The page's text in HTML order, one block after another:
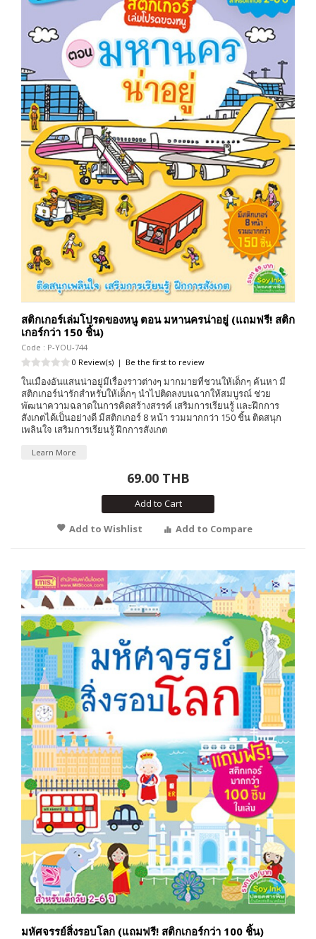
สติกเกอร์เล่มโปรดของหนู ตอน มหานครน่าอยู่ (แถมฟรี! สติก
เกอร์กว่า 150 ชิ้น)
Code : P-YOU-744
0 Review(s) | Be the first to review
ในเมืองอันแสนน่าอยู่มีเรื่องราวต่างๆ มากมายที่ชวนให้เด็กๆ ค้นหา มี
สติกเกอร์น่ารักสำหรับให้เด็กๆ นำไปติดลงบนฉากให้สมบูรณ์ ช่วย
พัฒนาความฉลาดในการคิดสร้างสรรค์ เสริมการเรียนรู้ และฝึกการ
สังเกตได้เป็นอย่างดี มีสติกเกอร์ 8 หน้า รวมมากกว่า 150 ชิ้น ติดสนุก
เพลินใจ เสริมการเรียนรู้ ฝึกการสังเกต
Learn More
69.00 THB
Add to Cart
Add to Wishlist
Add to Compare
มหัศจรรย์สิ่งรอบโลก (แถมฟรี! สติกเกอร์กว่า 100 ชิ้น)